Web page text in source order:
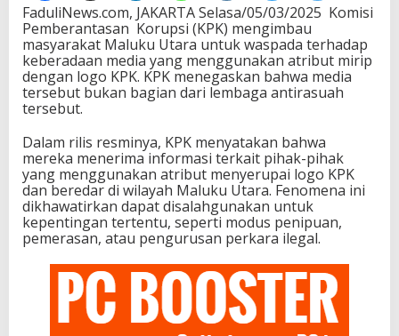
FaduliNews.com, JAKARTA Selasa/05/03/2025 Komisi
Pemberantasan Korupsi (KPK) mengimbau
masyarakat Maluku Utara untuk waspada terhadap
keberadaan media yang menggunakan atribut mirip
dengan logo KPK. KPK menegaskan bahwa media
tersebut bukan bagian dari lembaga antirasuah
tersebut.
Dalam rilis resminya, KPK menyatakan bahwa
mereka menerima informasi terkait pihak-pihak
yang menggunakan atribut menyerupai logo KPK
dan beredar di wilayah Maluku Utara. Fenomena ini
dikhawatirkan dapat disalahgunakan untuk
kepentingan tertentu, seperti modus penipuan,
pemerasan, atau pengurusan perkara ilegal.